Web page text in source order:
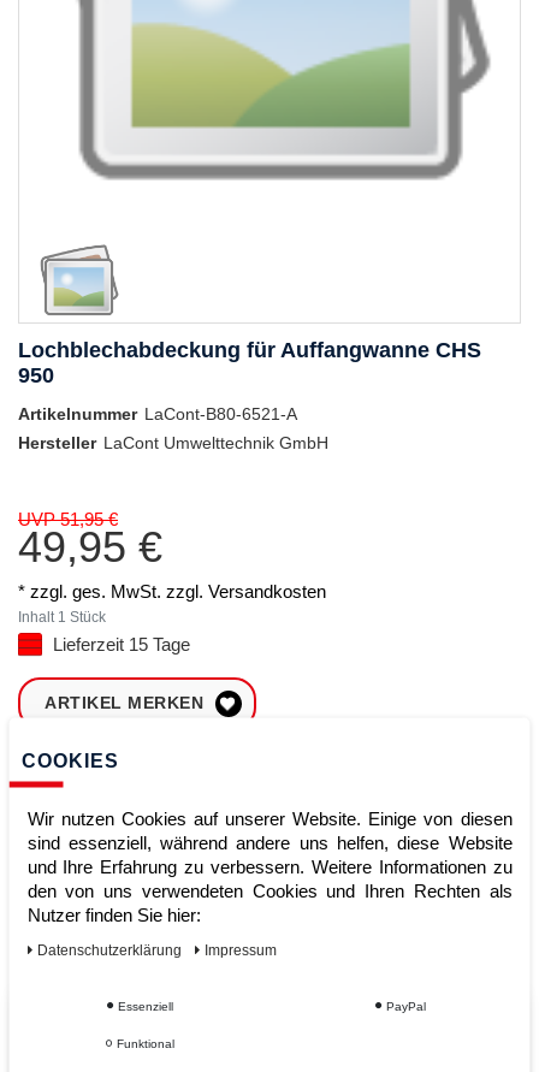
Lochblechabdeckung für Auffangwanne CHS
950
Artikelnummer LaCont-B80-6521-A
Hersteller LaCont Umwelttechnik GmbH
UVP 51,95 €
49,95 €
* zzgl. ges. MwSt. zzgl. Versandkosten
Inhalt 1 Stück
Lieferzeit 15 Tage
ARTIKEL MERKEN
ZUM WARENKORB
Sofort lieferbar
Kauf auf Rechnung
COOKIES
Wir nutzen Cookies auf unserer Website. Einige von diesen
sind essenziell, während andere uns helfen, diese Website
und Ihre Erfahrung zu verbessern. Weitere Informationen zu
den von uns verwendeten Cookies und Ihren Rechten als
Nutzer finden Sie hier:
Daten­schutz­erklärung Impressum
Essenziell PayPal
Funktional